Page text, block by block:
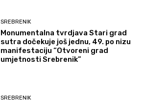
SREBRENIK
Monumentalna tvrdjava Stari grad
sutra dočekuje još jednu, 49. po nizu
manifestaciju “Otvoreni grad
umjetnosti Srebrenik”
SREBRENIK